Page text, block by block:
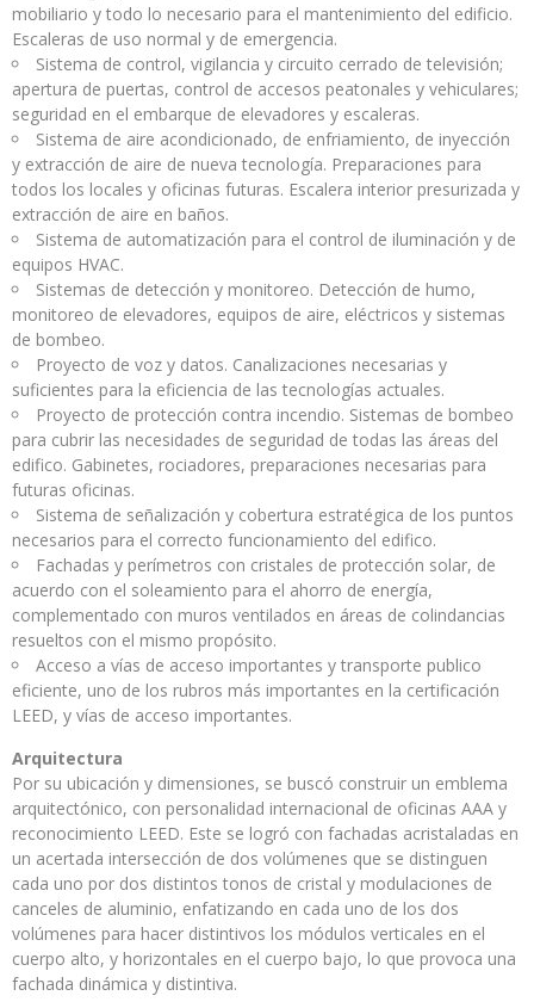
mobiliario y todo lo necesario para el mantenimiento del edificio.
Escaleras de uso normal y de emergencia.
Sistema de control, vigilancia y circuito cerrado de televisión;
apertura de puertas, control de accesos peatonales y vehiculares;
seguridad en el embarque de elevadores y escaleras.
Sistema de aire acondicionado, de enfriamiento, de inyección
y extracción de aire de nueva tecnología. Preparaciones para
todos los locales y oficinas futuras. Escalera interior presurizada y
extracción de aire en baños.
Sistema de automatización para el control de iluminación y de
equipos HVAC.
Sistemas de detección y monitoreo. Detección de humo,
monitoreo de elevadores, equipos de aire, eléctricos y sistemas
de bombeo.
Proyecto de voz y datos. Canalizaciones necesarias y
suficientes para la eficiencia de las tecnologías actuales.
Proyecto de protección contra incendio. Sistemas de bombeo
para cubrir las necesidades de seguridad de todas las áreas del
edifico. Gabinetes, rociadores, preparaciones necesarias para
futuras oficinas.
Sistema de señalización y cobertura estratégica de los puntos
necesarios para el correcto funcionamiento del edifico.
Fachadas y perímetros con cristales de protección solar, de
acuerdo con el soleamiento para el ahorro de energía,
complementado con muros ventilados en áreas de colindancias
resueltos con el mismo propósito.
Acceso a vías de acceso importantes y transporte publico
eficiente, uno de los rubros más importantes en la certificación
LEED, y vías de acceso importantes.
Arquitectura
Por su ubicación y dimensiones, se buscó construir un emblema
arquitectónico, con personalidad internacional de oficinas AAA y
reconocimiento LEED. Este se logró con fachadas acristaladas en
un acertada intersección de dos volúmenes que se distinguen
cada uno por dos distintos tonos de cristal y modulaciones de
canceles de aluminio, enfatizando en cada uno de los dos
volúmenes para hacer distintivos los módulos verticales en el
cuerpo alto, y horizontales en el cuerpo bajo, lo que provoca una
fachada dinámica y distintiva.